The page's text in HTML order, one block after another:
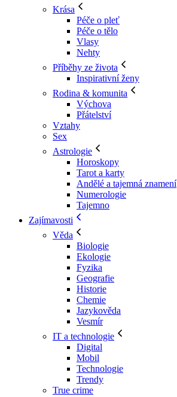
Krása
Péče o pleť
Péče o tělo
Vlasy
Nehty
Příběhy ze života
Inspirativní ženy
Rodina & komunita
Výchova
Přátelství
Vztahy
Sex
Astrologie
Horoskopy
Tarot a karty
Andělé a tajemná znamení
Numerologie
Tajemno
Zajímavosti
Věda
Biologie
Ekologie
Fyzika
Geografie
Historie
Chemie
Jazykověda
Vesmír
IT a technologie
Digital
Mobil
Technologie
Trendy
True crime